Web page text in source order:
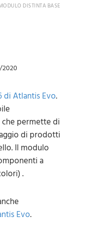
DISTINTA BASE
2020
di Atlantis Evo.
che permette di
di prodotti
Il modulo
a
.
Evo.